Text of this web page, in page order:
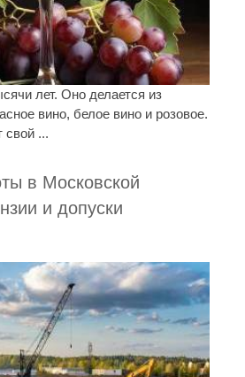
лет. Оно делается из
вино, белое вино и розовое.
свой ...
в Московской
и допуски